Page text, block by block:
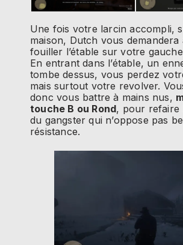
Une fois votre larcin accompli,
maison, Dutch vous demandera
fouiller l’étable sur votre
En entrant dans l’étable, un
tombe dessus, vous perdez
mais surtout votre revolver.
donc vous battre à mains nus,
touche B ou Rond, pour refaire
du gangster qui n’oppose pas
résistance.